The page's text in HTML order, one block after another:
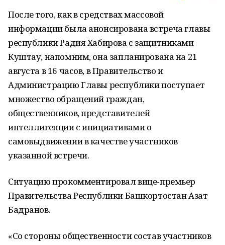
После того, как в средствах массовой
информации была анонсирована встреча главы
республики Радия Хабирова с защитниками
Куштау, напомним, она запланирована на 21
августа в 16 часов, в Правительство и
Администрацию Главы республики поступает
множество обращений граждан,
общественников, представителей
интеллигенции с инициативами о
самовыдвижении в качестве участников
указанной встречи.
Ситуацию прокомментировал вице-премьер
Правительства Республики Башкортостан Азат
Бадранов.
«Со стороны общественности состав участников